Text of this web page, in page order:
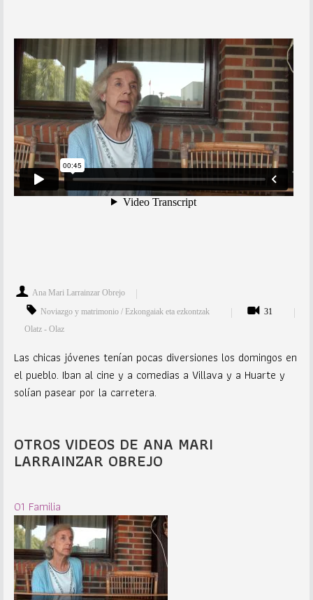
Ana Mari Larrainzar Obrejo
Noviazgo y matrimonio / Ezkongaiak eta ezkontzak
31
Olatz - Olaz
Las chicas jóvenes tenían pocas diversiones los domingos en
el pueblo. Iban al cine y a comedias a Villava y a Huarte y
solían pasear por la carretera.
OTROS VIDEOS DE ANA MARI
LARRAINZAR OBREJO
01 Familia